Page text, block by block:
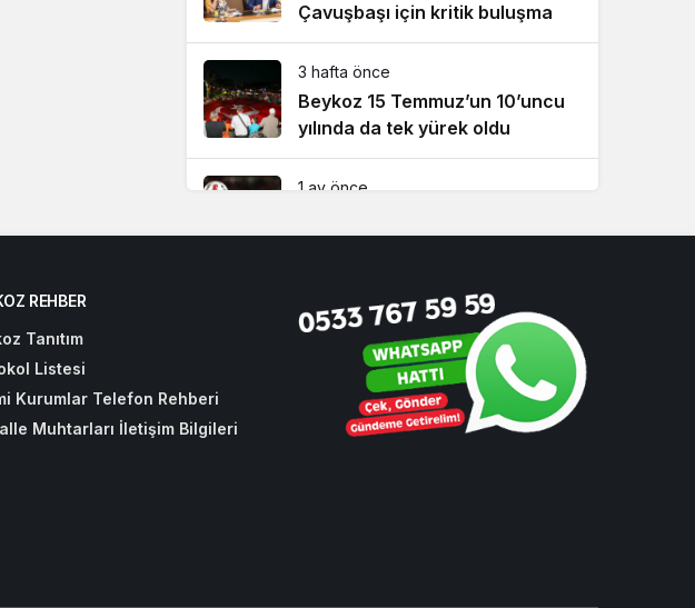
Çavuşbaşı için kritik buluşma
3 hafta önce
Beykoz 15 Temmuz’un 10’uncu
yılında da tek yürek oldu
1 ay önce
3 hafta önce
Beykoz Metrosuna yeni bir
durak eklendi!
REHBER
Tanıtım
Listesi
Kurumlar Telefon Rehberi
Muhtarları İletişim Bilgileri